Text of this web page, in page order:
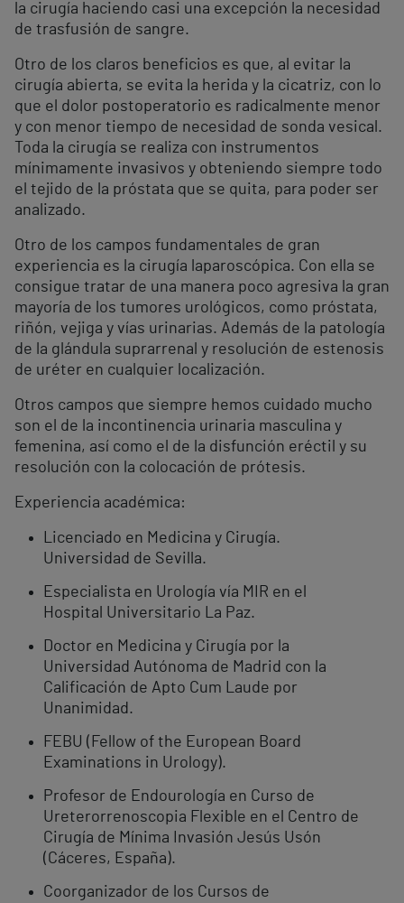
la cirugía haciendo casi una excepción la necesidad
de trasfusión de sangre.
Otro de los claros beneficios es que, al evitar la
cirugía abierta, se evita la herida y la cicatriz, con lo
que el dolor postoperatorio es radicalmente menor
y con menor tiempo de necesidad de sonda vesical.
Toda la cirugía se realiza con instrumentos
mínimamente invasivos y obteniendo siempre todo
el tejido de la próstata que se quita, para poder ser
analizado.
Otro de los campos fundamentales de gran
experiencia es la cirugía laparoscópica. Con ella se
consigue tratar de una manera poco agresiva la gran
mayoría de los tumores urológicos, como próstata,
riñón, vejiga y vías urinarias. Además de la patología
de la glándula suprarrenal y resolución de estenosis
de uréter en cualquier localización.
Otros campos que siempre hemos cuidado mucho
son el de la incontinencia urinaria masculina y
femenina, así como el de la disfunción eréctil y su
resolución con la colocación de prótesis.
Experiencia académica:
Licenciado en Medicina y Cirugía.
Universidad de Sevilla.
Especialista en Urología vía MIR en el
Hospital Universitario La Paz.
Doctor en Medicina y Cirugía por la
Universidad Autónoma de Madrid con la
Calificación de Apto Cum Laude por
Unanimidad.
FEBU (Fellow of the European Board
Examinations in Urology).
Profesor de Endourología en Curso de
Ureterorrenoscopia Flexible en el Centro de
Cirugía de Mínima Invasión Jesús Usón
(Cáceres, España).
Coorganizador de los Cursos de